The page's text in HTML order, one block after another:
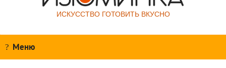
ИСКУССТВО ГОТОВИТЬ ВКУСНО
Меню